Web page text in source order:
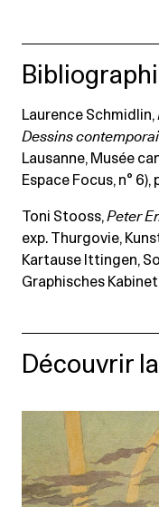
Laurence Schmidlin,
Dessins
Lausanne, Musée
Espace Focus, n° 6),
Toni Stooss,Peter
exp. Thurgovie,
Kartause Ittingen,
Graphisches
Découvrir